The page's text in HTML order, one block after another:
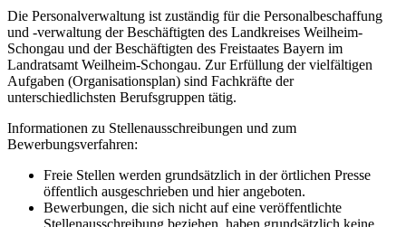
Die Personalverwaltung ist zuständig für die Personalbeschaffung
und -verwaltung der Beschäftigten des Landkreises Weilheim-
Schongau und der Beschäftigten des Freistaates Bayern im
Landratsamt Weilheim-Schongau. Zur Erfüllung der vielfältigen
Aufgaben (Organisationsplan) sind Fachkräfte der
unterschiedlichsten Berufsgruppen tätig.
Informationen zu Stellenausschreibungen und zum
Bewerbungsverfahren:
Freie Stellen werden grundsätzlich in der örtlichen Presse
öffentlich ausgeschrieben und hier angeboten.
Bewerbungen, die sich nicht auf eine veröffentlichte